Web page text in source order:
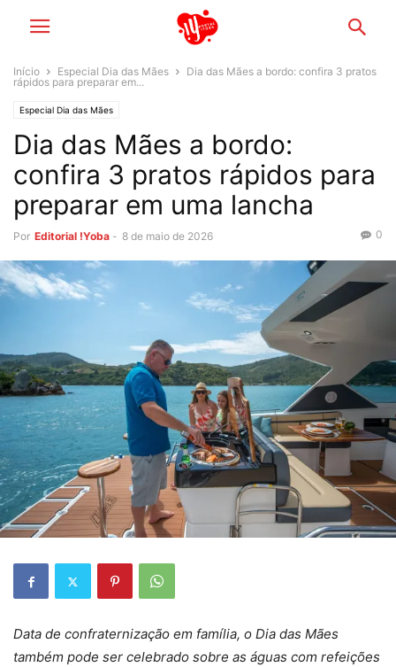
Início Especial Dia das Mães
Dia das Mães a bordo: confira 3 pratos
rápidos para preparar em...
Especial Dia das Mães
Dia das Mães a bordo:
confira 3 pratos rápidos para
preparar em uma lancha
Por Editorial !Yoba - 8 de maio de 2026 0
Data de confraternização em família, o Dia das Mães
também pode ser celebrado sobre as águas com refeições